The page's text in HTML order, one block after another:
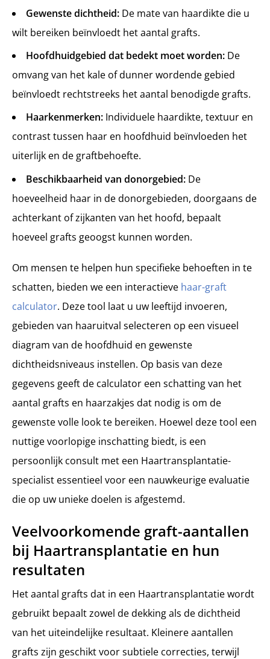
Gewenste dichtheid: De mate van haardikte die u
wilt bereiken beïnvloedt het aantal grafts.
Hoofdhuidgebied dat bedekt moet worden: De
omvang van het kale of dunner wordende gebied
beïnvloedt rechtstreeks het aantal benodigde grafts.
Haarkenmerken: Individuele haardikte, textuur en
contrast tussen haar en hoofdhuid beïnvloeden het
uiterlijk en de graftbehoefte.
Beschikbaarheid van donorgebied: De
hoeveelheid haar in de donorgebieden, doorgaans de
achterkant of zijkanten van het hoofd, bepaalt
hoeveel grafts geoogst kunnen worden.
Om mensen te helpen hun specifieke behoeften in te
schatten, bieden we een interactieve haar-graft
calculator. Deze tool laat u uw leeftijd invoeren,
gebieden van haaruitval selecteren op een visueel
diagram van de hoofdhuid en gewenste
dichtheidsniveaus instellen. Op basis van deze
gegevens geeft de calculator een schatting van het
aantal grafts en haarzakjes dat nodig is om de
gewenste volle look te bereiken. Hoewel deze tool een
nuttige voorlopige inschatting biedt, is een
persoonlijk consult met een Haartransplantatie-
specialist essentieel voor een nauwkeurige evaluatie
die op uw unieke doelen is afgestemd.
Veelvoorkomende graft-aantallen
bij Haartransplantatie en hun
resultaten
Het aantal grafts dat in een Haartransplantatie wordt
gebruikt bepaalt zowel de dekking als de dichtheid
van het uiteindelijke resultaat. Kleinere aantallen
grafts zijn geschikt voor subtiele correcties, terwijl